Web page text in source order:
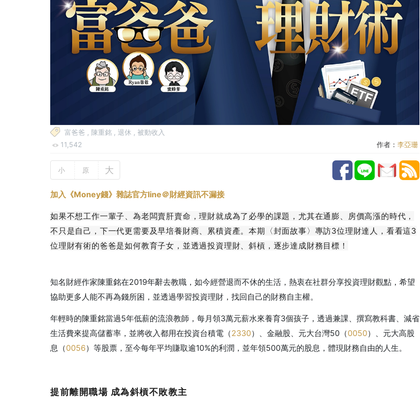
富爸爸 , 陳重銘 , 退休 , 被動收入
11,542
作者： 李亞珊
小 原 大
加入《Money錢》雜誌官方line＠財經資訊不漏接
如果不想工作一輩子、為老闆賣肝賣命，理財就成為了必學的課題，尤其在通膨、房價高漲的時代，
不只是自己，下一代更需要及早培養財商、累積資產。本期〈封面故事〉專訪3位理財達人，看看這3
位理財有術的爸爸是如何教育子女，並透過投資理財、斜槓，逐步達成財務目標！
知名財經作家陳重銘在2019年辭去教職，如今經營退而不休的生活，熱衷在社群分享投資理財觀點，希望
協助更多人能不再為錢所困，並透過學習投資理財，找回自己的財務自主權。
年輕時的陳重銘當過5年低薪的流浪教師，每月領3萬元薪水來養育3個孩子，透過兼課、撰寫教科書、減省
生活費來提高儲蓄率，並將收入都用在投資台積電（2330）、金融股、元大台灣50（0050）、元大高股
息（0056）等股票，至今每年平均賺取逾10%的利潤，並年領500萬元的股息，體現財務自由的人生。
提前離開職場 成為斜槓不敗教主